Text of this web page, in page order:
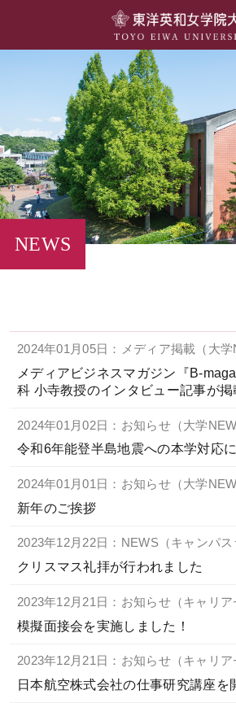
学部・学科
キャンパスライフ
留学・国際交流
キャリア・就職
大学院
NEWS
2024年01月05日：メディア掲載（大学
メディアビジネスマガジン『B-
科 小寺教授のインタビュー記事が掲
2024年01月02日：お知らせ（大学
令和6年能登半島地震への本学対応
2024年01月01日：お知らせ（大学
新年のご挨拶
2023年12月22日：NEWS（キャンパス
クリスマス礼拝が行われました
2023年12月21日：お知らせ（キャリア
模擬面接会を実施しました！
2023年12月21日：お知らせ（キャリア
日本航空株式会社の仕事研究講座を